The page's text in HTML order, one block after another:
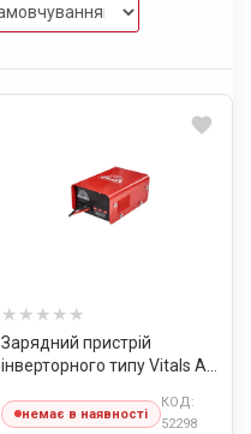
Зарядний пристрій
інверторного типу Vitals ALI
немає в наявності
КОД:
52298